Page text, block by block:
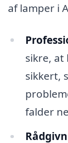
af lamper i
sikre,
sikkert,
falder